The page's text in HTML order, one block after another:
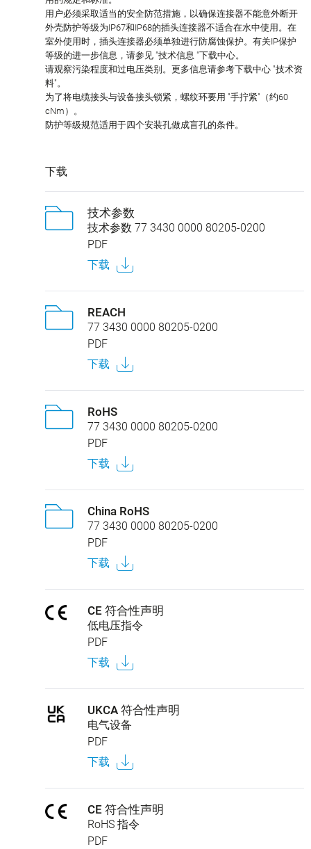
用户必须采取适当的安全防范措施，以确保连接器不能意外断开
外壳防护等级为IP67和IP68的插头连接器不适合在水中使用。在
室外使用时，插头连接器必须单独进行防腐蚀保护。有关IP保护
等级的进一步信息，请参见 "技术信息 "下载中心。
请观察污染程度和过电压类别。更多信息请参考下载中心 "技术资
料"。
为了将电缆接头与设备接头锁紧，螺纹环要用 "手拧紧"（约60
cNm）。
防护等级规范适用于四个安装孔做成盲孔的条件。
下载
技术参数
技术参数 77 3430 0000 80205-0200
PDF
下载
REACH
77 3430 0000 80205-0200
PDF
下载
RoHS
77 3430 0000 80205-0200
PDF
下载
China RoHS
77 3430 0000 80205-0200
PDF
下载
CE 符合性声明
低电压指令
PDF
下载
UKCA 符合性声明
电气设备
PDF
下载
CE 符合性声明
RoHS 指令
PDF